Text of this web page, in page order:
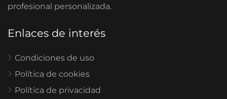
profesional personalizada.
Enlaces de interés
Condiciones de uso
Política de cookies
Política de privacidad